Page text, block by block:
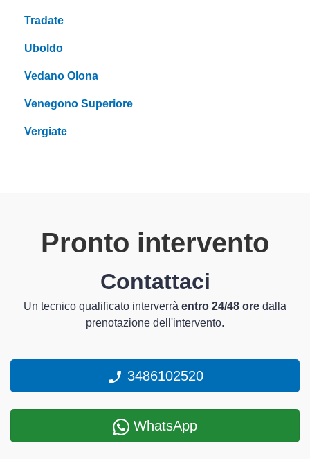
Tradate
Uboldo
Vedano Olona
Venegono Superiore
Vergiate
Pronto intervento
Contattaci
Un tecnico qualificato interverrà entro 24/48 ore dalla
prenotazione dell'intervento.
3486102520
WhatsApp